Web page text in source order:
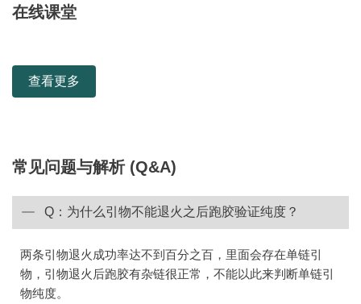
在线课堂
查看更多
常见问题与解析 (Q&A)
Q：为什么引物不能退火之后跑胶验证纯度？
两条引物退火成功率达不到百分之百，里面会存在单链引
物，引物退火后跑胶有杂链很正常，不能以此来判断单链引
物纯度。